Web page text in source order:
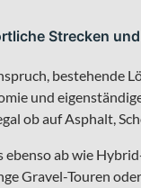
Strecken
bestehende
und
ob auf Asphalt,
ab wie
Gravel-Touren